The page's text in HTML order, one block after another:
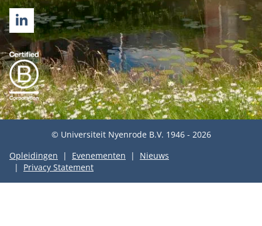
LINKEDIN
© Universiteit Nyenrode B.V. 1946 - 2026
Opleidingen
Evenementen
Nieuws
Privacy Statement